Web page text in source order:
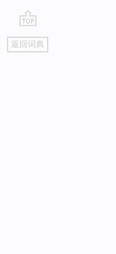
go
top
返回词典